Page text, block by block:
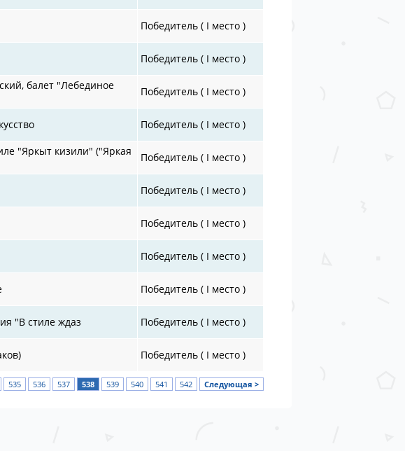
Победитель ( I место )
Победитель ( I место )
балет "Лебединое
Победитель ( I место )
Победитель ( I место )
"Яркыт кизили" ("Яркая
Победитель ( I место )
Победитель ( I место )
Победитель ( I место )
Победитель ( I место )
Победитель ( I место )
"В стиле ждаз
Победитель ( I место )
Победитель ( I место )
535 536 537 538 539 540 541 542 Следующая >